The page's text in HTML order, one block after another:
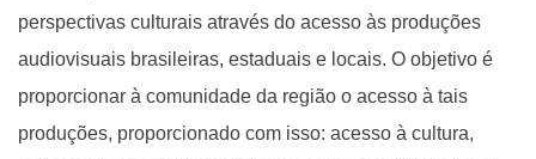
perspectivas culturais através do acesso às produções
audiovisuais brasileiras, estaduais e locais. O objetivo é
proporcionar à comunidade da região o acesso à tais
produções, proporcionado com isso: acesso à cultura,